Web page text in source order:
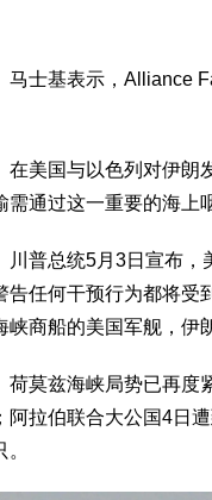
基表示，Alliance
国与以色列对伊朗发
需通过这一重要的海上
总统5月3日宣布，美
告任何干预行为都将受
峡商船的美国军舰，伊
兹海峡局势已再度紧
阿拉伯联合大公国4日